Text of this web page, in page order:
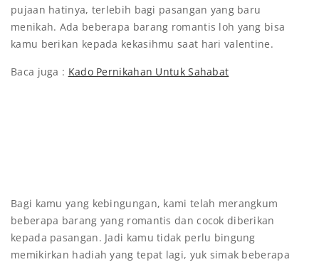
pujaan hatinya, terlebih bagi pasangan yang baru
menikah. Ada beberapa barang romantis loh yang bisa
kamu berikan kepada kekasihmu saat hari valentine.
Baca juga : Kado Pernikahan Untuk Sahabat
Bagi kamu yang kebingungan, kami telah merangkum
beberapa barang yang romantis dan cocok diberikan
kepada pasangan. Jadi kamu tidak perlu bingung
memikirkan hadiah yang tepat lagi, yuk simak beberapa